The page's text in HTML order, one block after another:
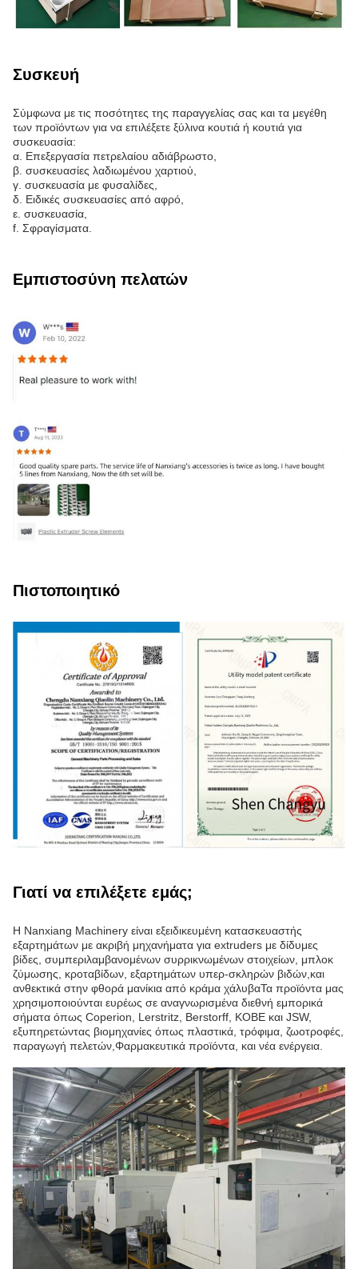
Συσκευή
Σύμφωνα με τις ποσότητες της παραγγελίας σας και τα μεγέθη
των προϊόντων για να επιλέξετε ξύλινα κουτιά ή κουτιά για
συσκευασία:
α. Επεξεργασία πετρελαίου αδιάβρωστο,
β. συσκευασίες λαδιωμένου χαρτιού,
γ. συσκευασία με φυσαλίδες,
δ. Ειδικές συσκευασίες από αφρό,
ε. συσκευασία,
f. Σφραγίσματα.
Εμπιστοσύνη πελατών
Πιστοποιητικό
Γιατί να επιλέξετε εμάς;
Η Nanxiang Machinery είναι εξειδικευμένη κατασκευαστής
εξαρτημάτων με ακριβή μηχανήματα για extruders με δίδυμες
βίδες, συμπεριλαμβανομένων συρρικνωμένων στοιχείων, μπλοκ
ζύμωσης, κροταβίδων, εξαρτημάτων υπερ-σκληρών βιδών,και
ανθεκτικά στην φθορά μανίκια από κράμα χάλυβαΤα προϊόντα μας
χρησιμοποιούνται ευρέως σε αναγνωρισμένα διεθνή εμπορικά
σήματα όπως Coperion, Lerstritz, Berstorff, KOBE και JSW,
εξυπηρετώντας βιομηχανίες όπως πλαστικά, τρόφιμα, ζωοτροφές,
παραγωγή πελετών,Φαρμακευτικά προϊόντα, και νέα ενέργεια.